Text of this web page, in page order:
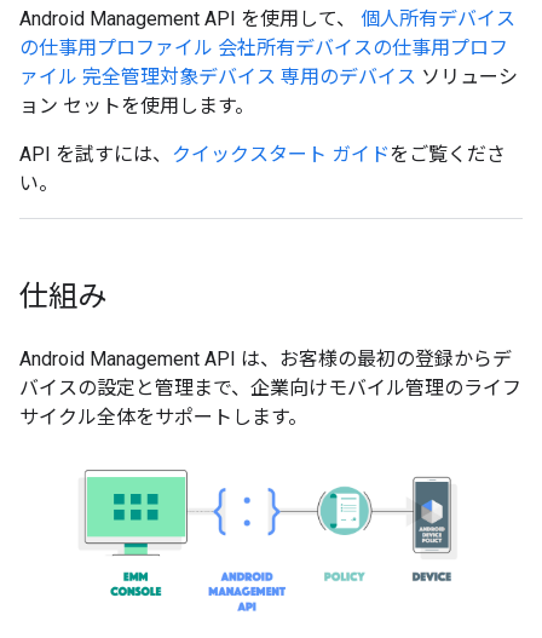
Android Management API を使用して、 個人所有デバイス
の仕事用プロファイル 会社所有デバイスの仕事用プロフ
ァイル 完全管理対象デバイス 専用のデバイス ソリューシ
ョン セットを使用します。
API を試すには、 クイックスタート ガイドをご覧くださ
い。
仕組み
Android Management API は、お客様の最初の登録からデ
バイスの設定と管理まで、企業向けモバイル管理のライフ
サイクル全体をサポートします。